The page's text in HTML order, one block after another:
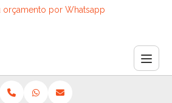
orçamento por Whatsapp